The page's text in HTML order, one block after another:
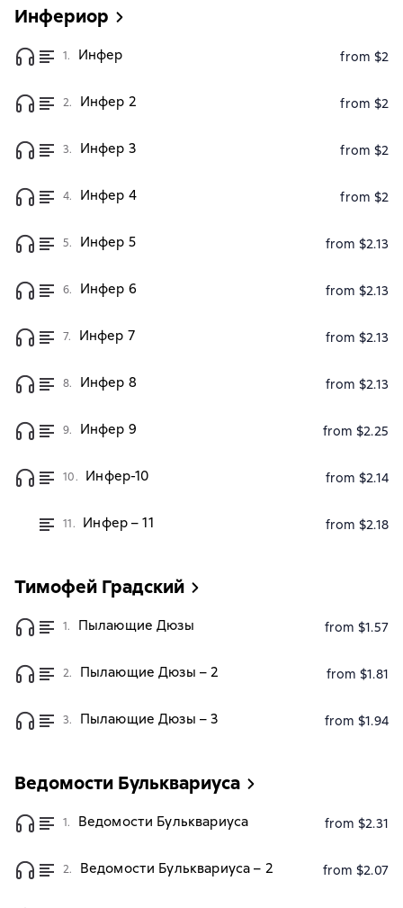
Инфериор
1. Инфер from $2
2. Инфер 2 from $2
3. Инфер 3 from $2
4. Инфер 4 from $2
5. Инфер 5 from $2.13
6. Инфер 6 from $2.13
7. Инфер 7 from $2.13
8. Инфер 8 from $2.13
9. Инфер 9 from $2.25
10. Инфер-10 from $2.14
11. Инфер – 11 from $2.18
Тимофей Градский
1. Пылающие Дюзы from $1.57
2. Пылающие Дюзы – 2 from $1.81
3. Пылающие Дюзы – 3 from $1.94
Ведомости Бульквариуса
1. Ведомости Бульквариуса from $2.31
2. Ведомости Бульквариуса – 2 from $2.07